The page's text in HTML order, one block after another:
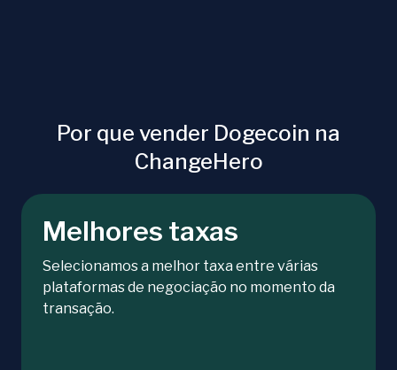
Por que vender Dogecoin na
ChangeHero
Melhores taxas
Selecionamos a melhor taxa entre várias
plataformas de negociação no momento da
transação.